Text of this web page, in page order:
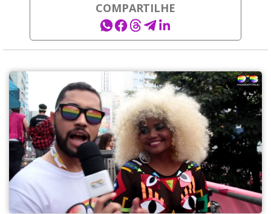
COMPARTILHE